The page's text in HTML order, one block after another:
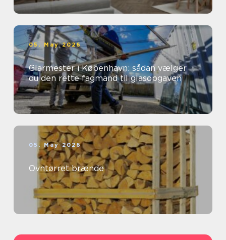
05. May 2026
Glarmester i København: sådan vælger
du den rette fagmand til glasopgaven
05. May 2026
Ovntørret brænde